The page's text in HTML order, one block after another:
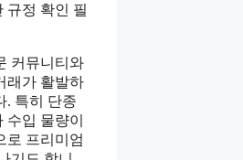
규정 확인 필
커뮤니티와
래가 활발하
. 특히 단종
입 물량이
로 프리미엄